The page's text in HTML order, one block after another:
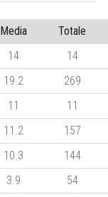
Media
Totale
14
14
19.2
269
11
11
11.2
157
10.3
144
3.9
54